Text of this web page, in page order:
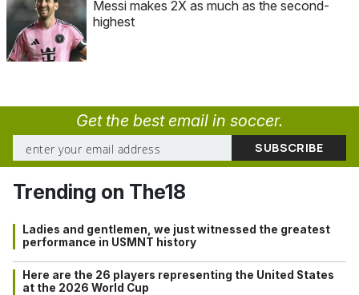
Messi makes 2X as much as the second-
highest
Get the best email in soccer.
Trending on The18
Ladies and gentlemen, we just witnessed the greatest
performance in USMNT history
Here are the 26 players representing the United States
at the 2026 World Cup